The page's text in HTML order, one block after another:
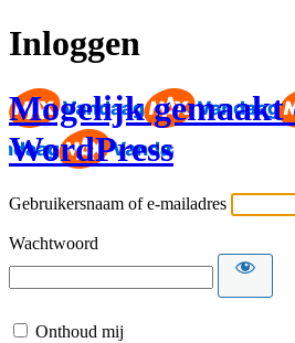
Inloggen
Mogelijk gemaakt
WordPress
Gebruikersnaam of e-mailadres
Wachtwoord
Onthoud mij